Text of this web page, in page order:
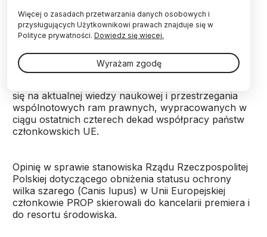
Komisja z Państwowej Rady Ochrony Przyrody
(PROP) ds. Ochrony Gatunków apeluje też do władz
ochrony i zarządzania populacją wilka w Europie;
zwalczania dezinformacji dotyczącej wilków, ich roli
się na aktualnej wiedzy naukowej i przestrzegania
wspólnotowych ram prawnych, wypracowanych w
ciągu ostatnich czterech dekad współpracy państw
członkowskich UE.
Opinię w sprawie stanowiska Rządu Rzeczpospolitej
Polskiej dotyczącego obniżenia statusu ochrony
wilka szarego (Canis lupus) w Unii Europejskiej
członkowie PROP skierowali do kancelarii premiera i
do resortu środowiska.
Więcej o zasadach przetwarzania danych osobowych i
przysługujących Użytkownikowi prawach znajduje się w
Polityce prywatności. Dowiedz się więcej.
Wyrażam zgodę